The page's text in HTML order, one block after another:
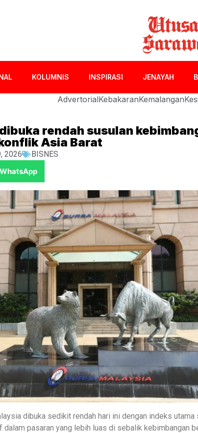
KOLUMNIS INSPIRASI JENAYAH
AdvertorialKebakaranKemalangan
rendah susulan
Asia Barat
2026
BISNES
WhatsApp
dibuka sedikit rendah hari ini dengan indeks utama
pasaran yang lebih luas di sebalik kebimbangan